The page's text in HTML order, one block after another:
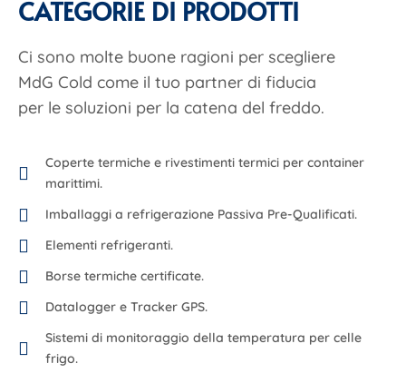
CATEGORIE DI PRODOTTI
Ci sono molte buone ragioni per scegliere
MdG Cold come il tuo partner di fiducia
per le soluzioni per la catena del freddo.
Coperte termiche e rivestimenti termici per container
marittimi.
Imballaggi a refrigerazione Passiva Pre-Qualificati.
Elementi refrigeranti.
Borse termiche certificate.
Datalogger e Tracker GPS.
Sistemi di monitoraggio della temperatura per celle
frigo.